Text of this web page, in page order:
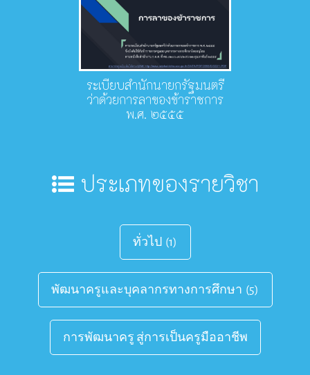
ระเบียบสำนักนายกรัฐมนตรี
ว่าด้วยการลาของข้าราชการ
พ.ศ. ๒๕๕๕
ประเภทของรายวิชา
ทั่วไป (1)
พัฒนาครูและบุคลากรทางการศึกษา (5)
การพัฒนาครู สู่การเป็นครูมืออาชีพ